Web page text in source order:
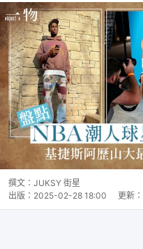
撰文： JUKSY 街星
出版： 2025-02-28 18:00 更新：